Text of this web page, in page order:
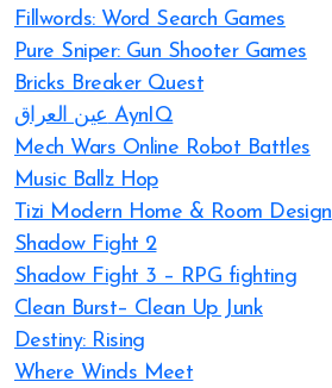
Fillwords: Word Search Games
Pure Sniper: Gun Shooter Games
Bricks Breaker Quest
عين العراق AynIQ
Mech Wars Online Robot Battles
Music Ballz Hop
Tizi Modern Home & Room Design
Shadow Fight 2
Shadow Fight 3 – RPG fighting
Clean Burst– Clean Up Junk
Destiny: Rising
Where Winds Meet